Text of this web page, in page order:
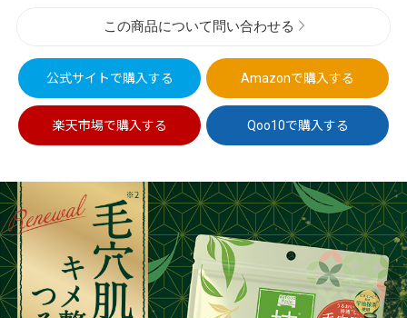
この商品について問い合わせる
公式サイトで購入する Amazonで購入する
楽天市場で購入する Qoo10で購入する